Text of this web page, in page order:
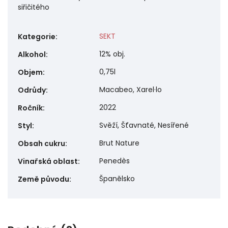
siřičitého
Kategorie:
SEKT
Alkohol:
12% obj.
Objem:
0,75l
Odrůdy:
Macabeo, Xarel·lo
Ročník:
2022
Styl:
Svěží, Šťavnaté, Nesířené
Obsah cukru:
Brut Nature
Vinařská oblast:
Penedès
Země původu: Španělsko